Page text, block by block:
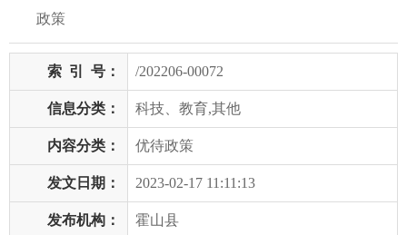
政策
索 引 号： /202206-00072
信息分类： 科技、教育,其他
内容分类： 优待政策
发文日期： 2023-02-17 11:11:13
发布机构： 霍山县